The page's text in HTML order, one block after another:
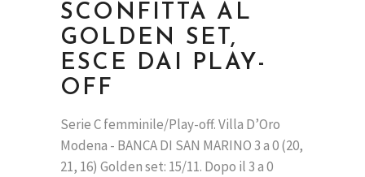
SCONFITTA AL
GOLDEN SET,
ESCE DAI PLAY-
OFF
Serie C femminile/Play-off. Villa D’Oro
Modena - BANCA DI SAN MARINO 3 a 0 (20,
21, 16) Golden set: 15/11. Dopo il 3 a 0